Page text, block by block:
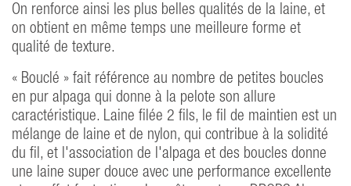
On renforce ainsi les plus belles qualités de la laine, et
on obtient en même temps une meilleure forme et
qualité de texture.
« Bouclé » fait référence au nombre de petites boucles
en pur alpaga qui donne à la pelote son allure
caractéristique. Laine filée 2 fils, le fil de maintien est un
mélange de laine et de nylon, qui contribue à la solidité
du fil, et l'association de l'alpaga et des boucles donne
une laine super douce avec une performance excellente